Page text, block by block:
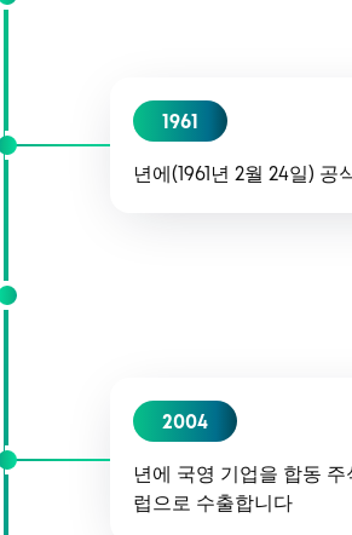
1961
년에(1961년 2월 24일) 공
2004
년에 국영 기업을 합동
럽으로 수출합니다